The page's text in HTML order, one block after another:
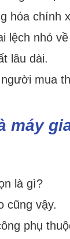
hóa chính
lệch nhỏ
lâu dài.
mua
máy
là gì?
cũng vậy.
phụ